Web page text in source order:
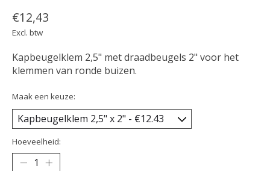
€12,43
Excl. btw
Kapbeugelklem 2,5" met draadbeugels 2" voor het
klemmen van ronde buizen.
Maak een keuze:
Hoeveelheid: